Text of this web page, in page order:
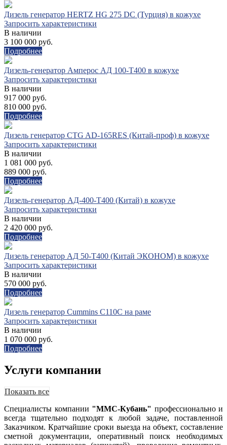
Дизель генератор HERTZ HG 275 DC (Турция) в кожухе
Запросить характеристики
В наличии
3 100 000 руб.
Подробнее
Дизель-генератор Амперос АД 100-Т400 в кожухе
Запросить характеристики
В наличии
917 000 руб.
810 000 руб.
Подробнее
Дизель генератор CTG AD-165RES (Китай-проф) в кожухе
Запросить характеристики
В наличии
1 081 000 руб.
889 000 руб.
Подробнее
Дизель-генератор АД-400-Т400 (Китай) в кожухе
Запросить характеристики
В наличии
2 420 000 руб.
Подробнее
Дизель генератор АД 50-Т400 (Китай ЭКОНОМ) в кожухе
Запросить характеристики
В наличии
570 000 руб.
Подробнее
Дизель генератор Cummins C110C на раме
Запросить характеристики
В наличии
1 070 000 руб.
Подробнее
Услуги компании
Показать все
Специалисты компании "ММС-Кубань" профессионально и
всегда тщательно подходят к любой задаче, поставленной
Заказчиком. Кратчайшие сроки выезда на объект, составление
сметной документации, оперативный поиск необходимых